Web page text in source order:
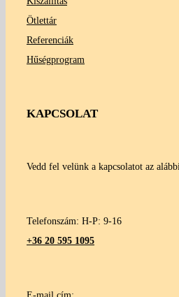
Ötlettár
Referenciák
Hűségprogram
KAPCSOLAT
Vedd fel velünk a kapcsolatot az
Telefonszám: H-P: 9-16
+36 20 595 1095